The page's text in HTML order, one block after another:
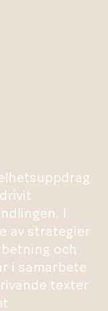
I
av strategier
och
i samarbete
texter